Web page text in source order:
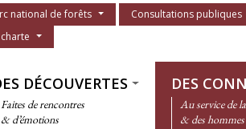
du parc
national de forêts
Consultations publiques
DÉCOUVERTES
Faites de rencontres
& d’émotions
DES
Au service de
& des hommes